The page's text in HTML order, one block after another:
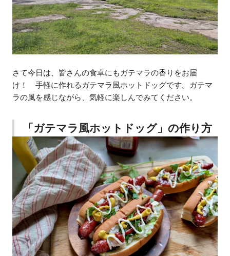
さて今日は、皆さんの食卓にもガテマラの香りをお届
け！ 手軽に作れるガテマラ風ホットドッグです。ガテマ
ラの風を感じながら、気軽に楽しんでみてください。
「ガテマラ風ホットドッグ」の作り方